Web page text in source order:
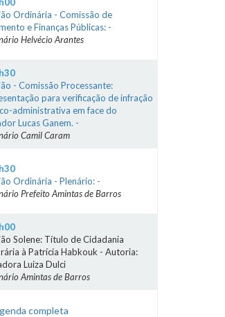
Ordinária - Comissão de
e Finanças Públicas: -
Helvécio Arantes
- Comissão Processante:
para verificação de infração
administrativa em face do
Lucas Ganem. -
Camil Caram
Ordinária - Plenário: -
Prefeito Amintas de Barros
Solene: Título de Cidadania
à Patrícia Habkouk - Autoria:
Luiza Dulci
Amintas de Barros
completa